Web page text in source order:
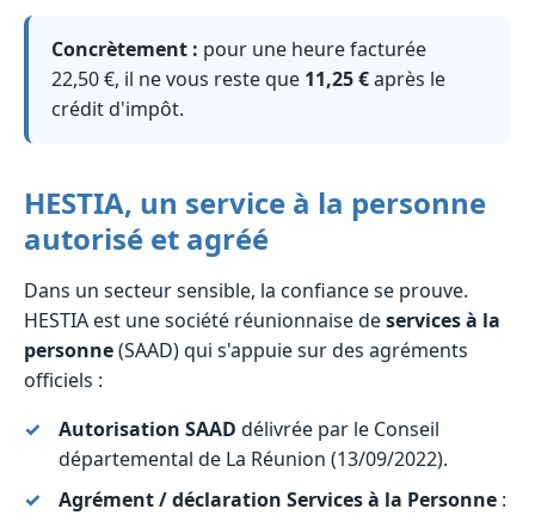
Concrètement : pour une heure facturée
22,50 €, il ne vous reste que 11,25 €après le
crédit d'impôt.
HESTIA, un service à la personne
autorisé et agréé
Dans un secteur sensible, la confiance se prouve.
HESTIA est une société réunionnaise deservices à la
personne(SAAD) qui s'appuie sur des agréments
officiels :
Autorisation SAAD délivrée par le Conseil
départemental de La Réunion (13/09/2022).
Agrément / déclaration Services à la Personne: